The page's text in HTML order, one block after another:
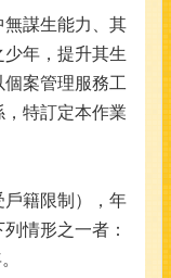
謀生能力、其
年，提升其生
案管理服務工
特訂定本作業
籍限制），年
情形之一者：